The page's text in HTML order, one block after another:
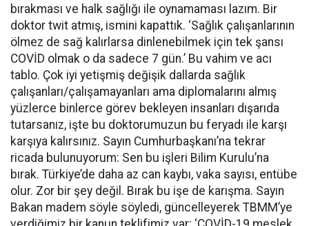
bırakması ve halk sağlığı ile oynamaması lazım. Bir
doktor twit atmış, ismini kapattık. ‘Sağlık çalışanlarının
ölmez de sağ kalırlarsa dinlenebilmek için tek şansı
COVİD olmak o da sadece 7 gün.’ Bu vahim ve acı
tablo. Çok iyi yetişmiş değişik dallarda sağlık
çalışanları/çalışamayanları ama diplomalarını almış
yüzlerce binlerce görev bekleyen insanları dışarıda
tutarsanız, işte bu doktorumuzun bu feryadı ile karşı
karşıya kalırsınız. Sayın Cumhurbaşkanı’na tekrar
ricada bulunuyorum: Sen bu işleri Bilim Kurulu’na
bırak. Türkiye’de daha az can kaybı, vaka sayısı, entübe
olur. Zor bir şey değil. Bırak bu işe de karışma. Sayın
Bakan madem söyle söyledi, güncelleyerek TBMM’ye